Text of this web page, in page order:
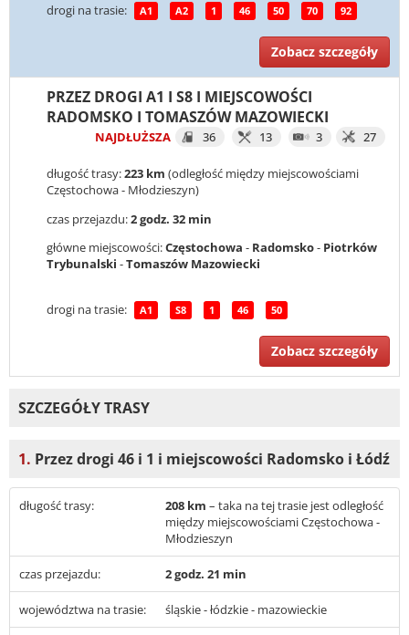
drogi na trasie: A1 A2 1 46 50 70 92
Zobacz szczegóły
PRZEZ DROGI A1 I S8 I MIEJSCOWOŚCI
RADOMSKO I TOMASZÓW MAZOWIECKI
NAJDŁUŻSZA 36 13 3 27
długość trasy:223 km (odległość między miejscowościami
Częstochowa - Młodzieszyn)
czas przejazdu:2 godz. 32 min
główne miejscowości:Częstochowa - Radomsko- Piotrków
Trybunalski -Tomaszów Mazowiecki
drogi na trasie: A1 S8 1 46 50
Zobacz szczegóły
SZCZEGÓŁY TRASY
1. Przez drogi 46 i 1 i miejscowości Radomsko i Łódź
długość trasy: 208 km – taka na tej trasie jest odległość
między miejscowościami Częstochowa -
Młodzieszyn
czas przejazdu: 2 godz. 21 min
województwa na trasie: śląskie - łódzkie - mazowieckie